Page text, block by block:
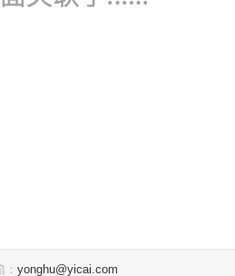
yonghu@yicai.com